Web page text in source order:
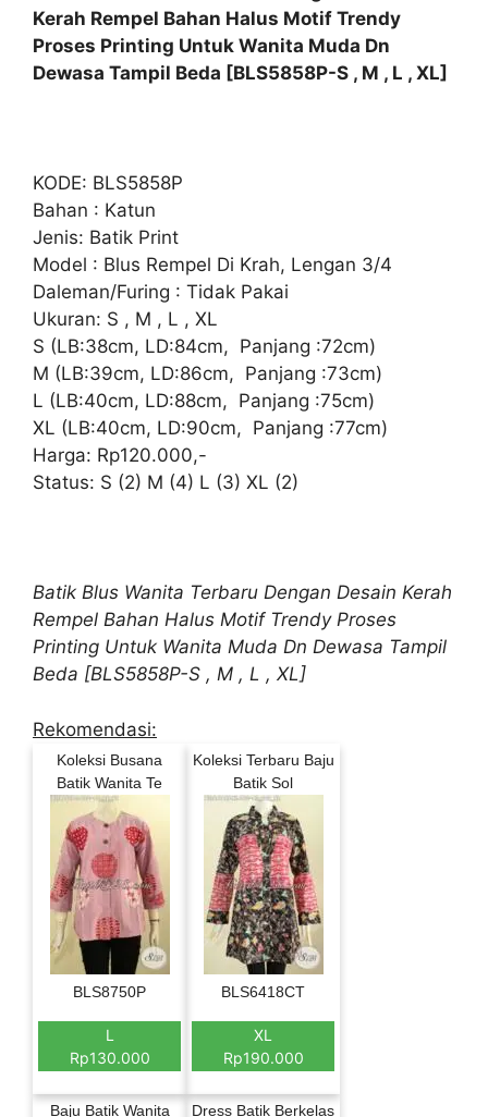
Kerah Rempel Bahan Halus Motif Trendy
Proses Printing Untuk Wanita Muda Dn
Dewasa Tampil Beda [BLS5858P-S , M , L , XL]
KODE: BLS5858P
Bahan : Katun
Jenis: Batik Print
Model : Blus Rempel Di Krah, Lengan 3/4
Daleman/Furing : Tidak Pakai
Ukuran: S , M , L , XL
S (LB:38cm, LD:84cm, Panjang :72cm)
M (LB:39cm, LD:86cm, Panjang :73cm)
L (LB:40cm, LD:88cm, Panjang :75cm)
XL (LB:40cm, LD:90cm, Panjang :77cm)
Harga: Rp120.000,-
Status: S (2) M (4) L (3) XL (2)
Batik Blus Wanita Terbaru Dengan Desain Kerah
Rempel Bahan Halus Motif Trendy Proses
Printing Untuk Wanita Muda Dn Dewasa Tampil
Beda [BLS5858P-S , M , L , XL]
Rekomendasi:
Koleksi Busana
Batik Wanita Te
BLS8750P
L
Rp130.000
Koleksi Terbaru Baju
Batik Sol
BLS6418CT
XL
Rp190.000
Baju Batik Wanita Dress Batik Berkelas